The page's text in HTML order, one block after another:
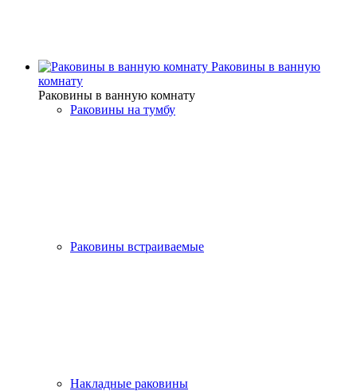
Раковины в ванную
комнату
Раковины в ванную комнату
Раковины на тумбу
Раковины встраиваемые
Накладные раковины